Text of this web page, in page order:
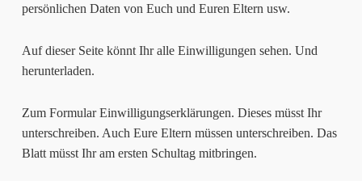
persönlichen Daten von Euch und Euren Eltern usw.
Auf dieser Seite könnt Ihr alle Einwilligungen sehen. Und
herunterladen.
Zum Formular Einwilligungserklärungen. Dieses müsst Ihr
unterschreiben. Auch Eure Eltern müssen unterschreiben. Das
Blatt müsst Ihr am ersten Schultag mitbringen.